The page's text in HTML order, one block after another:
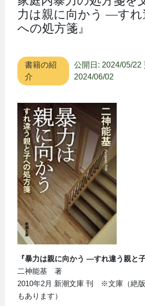
力は親に向かう ―すれ
への処方箋』
書籍の紹
介
公開日: 2024/05/22
2024/06/02
『暴力は親に向かう ―すれ違う親と
二神能基 著
2010年2月 新潮文庫 刊 ※文庫（絶
もあります）